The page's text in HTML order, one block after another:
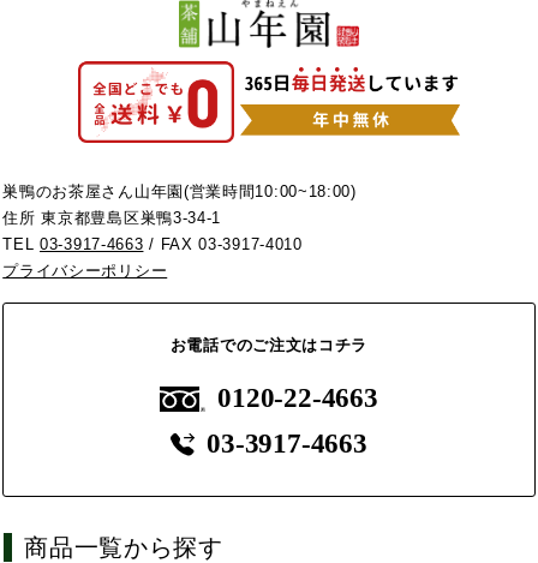
巣鴨のお茶屋さん山年園(営業時間10:00~18:00)
住所 東京都豊島区巣鴨3-34-1
TEL03-3917-4663 / FAX 03-3917-4010
プライバシーポリシー
お電話でのご注文はコチラ
0120-22-4663
03-3917-4663
商品一覧から探す